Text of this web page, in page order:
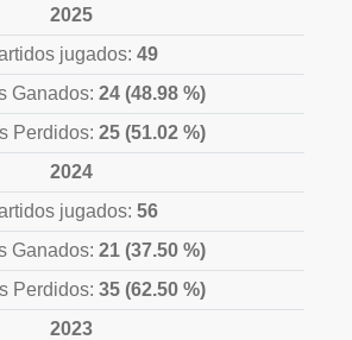
2025
jugados: 49
Ganados: 24 (48.98 %)
Perdidos: 25 (51.02 %)
2024
jugados: 56
Ganados: 21 (37.50 %)
Perdidos: 35 (62.50 %)
2023